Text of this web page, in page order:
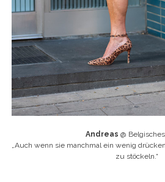
Andreas @
Auch wenn sie manchmal ein wenig
zu stöckeln.“